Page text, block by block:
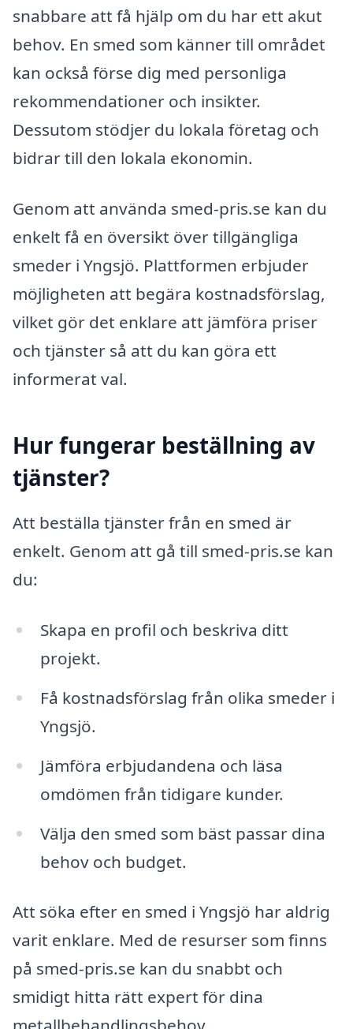
snabbare att få hjälp om du har ett akut
behov. En smed som känner till området
kan också förse dig med personliga
rekommendationer och insikter.
Dessutom stödjer du lokala företag och
bidrar till den lokala ekonomin.
Genom att använda smed-pris.se kan du
enkelt få en översikt över tillgängliga
smeder i Yngsjö. Plattformen erbjuder
möjligheten att begära kostnadsförslag,
vilket gör det enklare att jämföra priser
och tjänster så att du kan göra ett
informerat val.
Hur fungerar beställning av
tjänster?
Att beställa tjänster från en smed är
enkelt. Genom att gå till smed-pris.se kan
du:
Skapa en profil och beskriva ditt
projekt.
Få kostnadsförslag från olika smeder i
Yngsjö.
Jämföra erbjudandena och läsa
omdömen från tidigare kunder.
Välja den smed som bäst passar dina
behov och budget.
Att söka efter en smed i Yngsjö har aldrig
varit enklare. Med de resurser som finns
på smed-pris.se kan du snabbt och
smidigt hitta rätt expert för dina